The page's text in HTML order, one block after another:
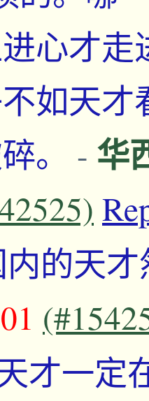
心才
如天才
。 - 华
内的天
才一定